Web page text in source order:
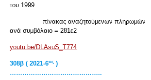
του 1999
πίνακας αναζητούμενων πληρωμών
ανά συμβόλαιο = 281ε2
youtu.be/DLAsuS_T774
308β ( 2021-6ος )
……………………………………..